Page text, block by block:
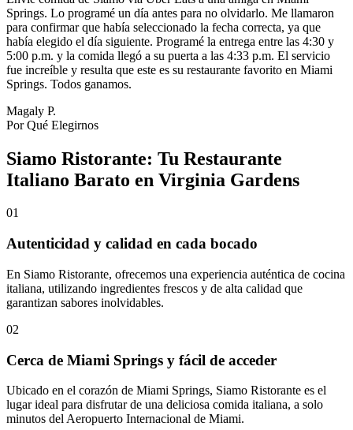
Springs. Lo programé un día antes para no olvidarlo. Me llamaron
para confirmar que había seleccionado la fecha correcta, ya que
había elegido el día siguiente. Programé la entrega entre las 4:30 y
5:00 p.m. y la comida llegó a su puerta a las 4:33 p.m. El servicio
fue increíble y resulta que este es su restaurante favorito en Miami
Springs. Todos ganamos.
Magaly P.
Por Qué Elegirnos
Siamo Ristorante: Tu Restaurante
Italiano Barato en Virginia Gardens
01
Autenticidad y calidad en cada bocado
En Siamo Ristorante, ofrecemos una experiencia auténtica de cocina
italiana, utilizando ingredientes frescos y de alta calidad que
garantizan sabores inolvidables.
02
Cerca de Miami Springs y fácil de acceder
Ubicado en el corazón de Miami Springs, Siamo Ristorante es el
lugar ideal para disfrutar de una deliciosa comida italiana, a solo
minutos del Aeropuerto Internacional de Miami.